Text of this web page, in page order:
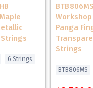
Epiphone ProBucker
2 Vol, 2 Tone (Push/
3-way Toggle
6 Strings
Workshop
Panga
Strings
BTB806MS